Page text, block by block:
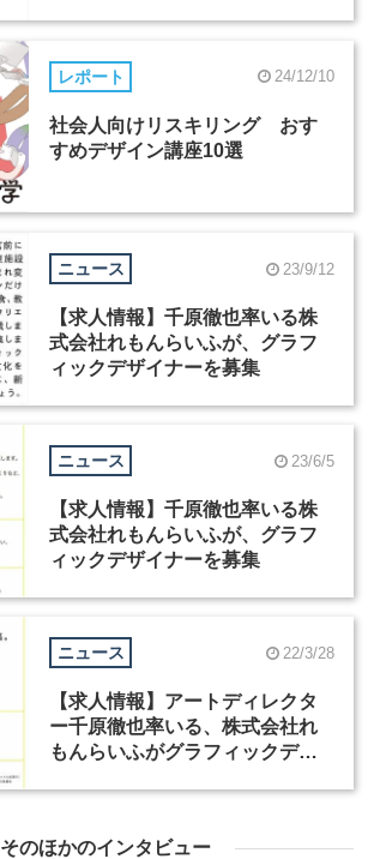
レポート 24/12/10
社会人向けリスキリング おす
すめデザイン講座10選
ニュース 23/9/12
【求人情報】千原徹也率いる株
式会社れもんらいふが、グラフ
ィックデザイナーを募集
ニュース 23/6/5
【求人情報】千原徹也率いる株
式会社れもんらいふが、グラフ
ィックデザイナーを募集
ニュース 22/3/28
【求人情報】アートディレクタ
ー千原徹也率いる、株式会社れ
もんらいふがグラフィックデザ
そのほかのインタビュー